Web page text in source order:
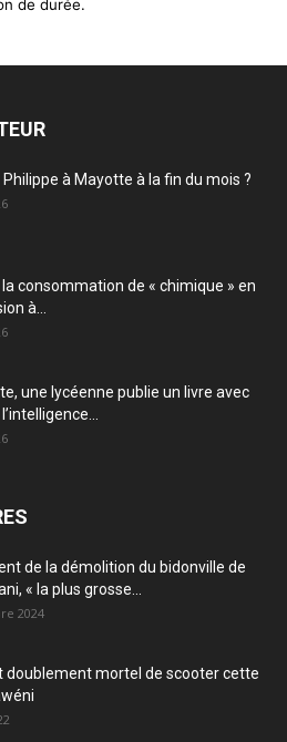
de durée.
Philippe à Mayotte à la fin du mois ?
la consommation de « chimique » en
à...
une lycéenne publie un livre avec
de la démolition du bidonville de
« la plus grosse...
2024
doublement mortel de scooter cette